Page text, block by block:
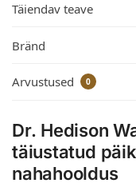
Täiendav teave
Bränd
Arvustused 0
Dr. Hedison
täiustatud
nahahooldus